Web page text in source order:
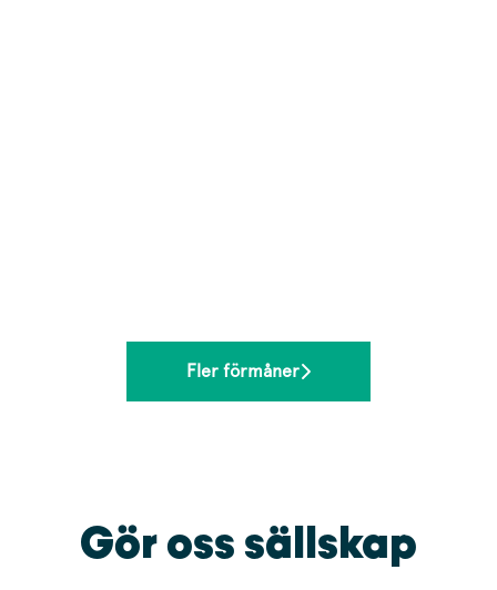
Fler förmåner
Gör oss sällskap